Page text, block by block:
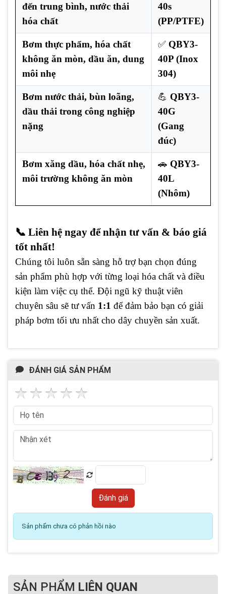
đến trung bình, nước thải
hóa chất
40s
(PP/PTFE)
Bơm thực phẩm, hóa chất
không ăn mòn, dầu ăn, dung
môi nhẹ
✅ QBY3-
40P (Inox
304)
Bơm nước thải, bùn loãng,
dầu thải trong công nghiệp
nặng
💪 QBY3-
40G
(Gang
đúc)
Bơm xăng dầu, hóa chất nhẹ,
môi trường không ăn mòn
🚗 QBY3-
40L
(Nhôm)
📞 Liên hệ ngay để nhận tư vấn & báo giá
tốt nhất!
Chúng tôi luôn sẵn sàng hỗ trợ bạn chọn đúng
sản phẩm phù hợp với từng loại hóa chất và điều
kiện làm việc cụ thể. Đội ngũ kỹ thuật viên
chuyên sâu sẽ tư vấn 1:1 để đảm bảo bạn có giải
pháp bơm tối ưu nhất cho dây chuyền sản xuất.
ĐÁNH GIÁ SẢN PHẨM
Sản phẩm chưa có phản hồi nào
SẢN PHẨM LIÊN QUAN